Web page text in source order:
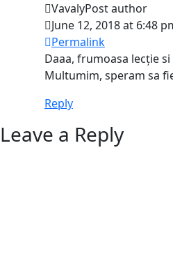
VavalyPost author
June 12, 2018 at 6:48
Permalink
Daaa, frumoasa lecție
Multumim, speram sa
Reply
Leave a Reply